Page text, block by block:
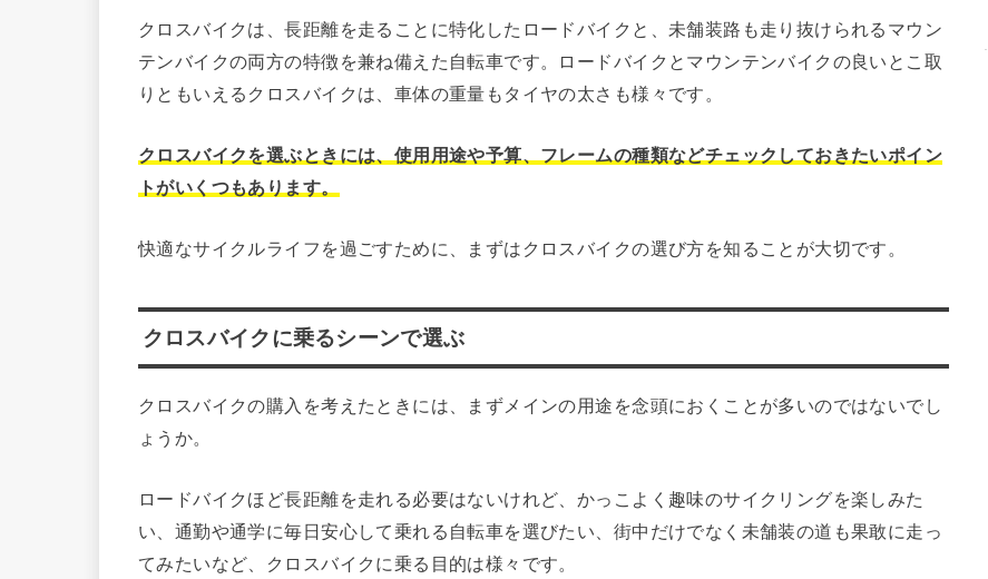
クロスバイクは、長距離を走ることに特化したロードバイクと、未舗装路も走り抜けられるマウン
テンバイクの両方の特徴を兼ね備えた自転車です。ロードバイクとマウンテンバイクの良いとこ取
りともいえるクロスバイクは、車体の重量もタイヤの太さも様々です。
クロスバイクを選ぶときには、使用用途や予算、フレームの種類などチェックしておきたいポイン
トがいくつもあります。
快適なサイクルライフを過ごすために、まずはクロスバイクの選び方を知ることが大切です。
クロスバイクに乗るシーンで選ぶ
クロスバイクの購入を考えたときには、まずメインの用途を念頭におくことが多いのではないでし
ょうか。
ロードバイクほど長距離を走れる必要はないけれど、かっこよく趣味のサイクリングを楽しみた
い、通勤や通学に毎日安心して乗れる自転車を選びたい、街中だけでなく未舗装の道も果敢に走っ
てみたいなど、クロスバイクに乗る目的は様々です。